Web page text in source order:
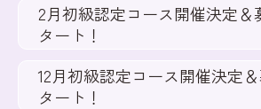
2月初級認定コース開催決定＆
タート！
12月初級認定コース開催決定
タート！